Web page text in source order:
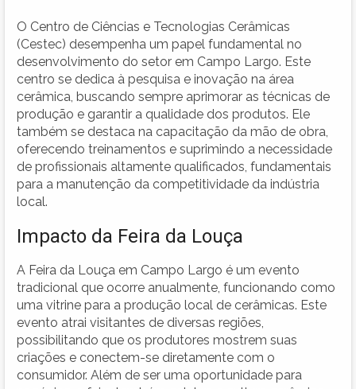
O Centro de Ciências e Tecnologias Cerâmicas
(Cestec) desempenha um papel fundamental no
desenvolvimento do setor em Campo Largo. Este
centro se dedica à pesquisa e inovação na área
cerâmica, buscando sempre aprimorar as técnicas de
produção e garantir a qualidade dos produtos. Ele
também se destaca na capacitação da mão de obra,
oferecendo treinamentos e suprimindo a necessidade
de profissionais altamente qualificados, fundamentais
para a manutenção da competitividade da indústria
local.
Impacto da Feira da Louça
A Feira da Louça em Campo Largo é um evento
tradicional que ocorre anualmente, funcionando como
uma vitrine para a produção local de cerâmicas. Este
evento atrai visitantes de diversas regiões,
possibilitando que os produtores mostrem suas
criações e conectem-se diretamente com o
consumidor. Além de ser uma oportunidade para